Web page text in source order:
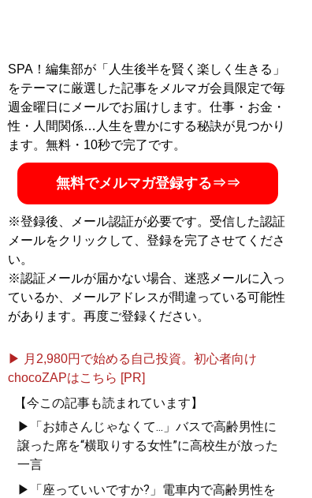
SPA！編集部が「人生後半を賢く楽しく生きる」
をテーマに厳選した記事をメルマガ会員限定で毎
週金曜日にメールでお届けします。仕事・お金・
性・人間関係…人生を豊かにする秘訣が見つかり
ます。無料・10秒で完了です。
無料でメルマガ登録する⇒⇒
※登録後、メール認証が必要です。受信した認証
メールをクリックして、登録を完了させてくださ
い。
※認証メールが届かない場合、迷惑メールに入っ
ているか、メールアドレスが間違っている可能性
があります。再度ご登録ください。
▶ 月2,980円で始める自己投資。初心者向け
chocoZAPはこちら [PR]
【今この記事も読まれています】
▶「お姉さんじゃなくて...」バスで高齢男性に
譲った席を“横取りする女性”に高校生が放った
一言
▶「座っていいですか?」電車内で高齢男性を